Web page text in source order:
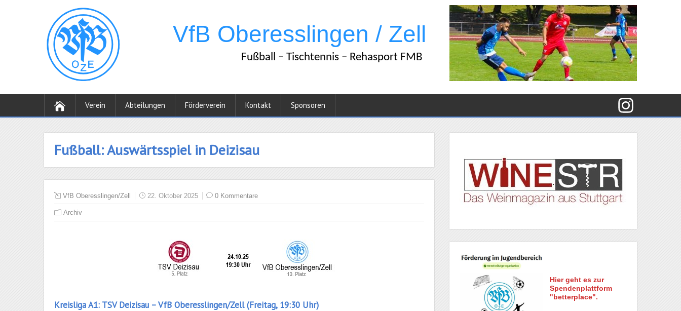
Verein Abteilungen Förderverein Kontakt Sponsoren
Fußball: Auswärtsspiel in Deizisau
VfB Oberesslingen/Zell 22. Oktober 2025 0 Kommentare
Archiv
Kreisliga A1: TSV Deizisau – VfB Oberesslingen/Zell (Freitag, 19:30 Uhr)
Hier geht es zur
Spendenplattform
"betterplace".